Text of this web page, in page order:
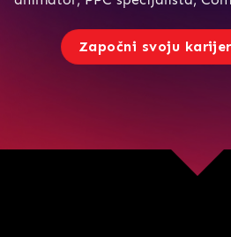
Započni svoju